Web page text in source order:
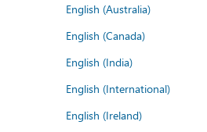
English (Australia)
English (Canada)
English (India)
English (International)
English (Ireland)